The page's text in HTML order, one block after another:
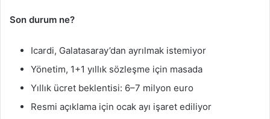
Son durum ne?
Icardi, Galatasaray’dan ayrılmak istemiyor
Yönetim, 1+1 yıllık sözleşme için masada
Yıllık ücret beklentisi: 6–7 milyon euro
Resmi açıklama için ocak ayı işaret ediliyor